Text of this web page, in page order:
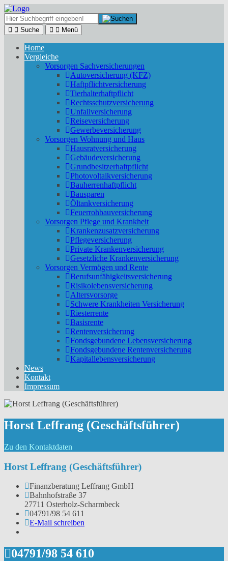
Suche Menü
Home
Vergleiche
Vorsorgen Sachversicherungen
Autoversicherung (KFZ)
Haftpflichtversicherung
Tierhalterhaftpflicht
Rechtsschutzversicherung
Unfallversicherung
Reiseversicherung
Gewerbeversicherung
Vorsorgen Wohnung und Haus
Hausratversicherung
Gebäudeversicherung
Grundbesitzerhaftpflicht
Photovoltaikversicherung
Bauherrenhaftpflicht
Bausparen
Öltankversicherung
Feuerrohbauversicherung
Vorsorgen Pflege und Krankheit
Krankenzusatzversicherung
Pflegeversicherung
Private Krankenversicherung
Gesetzliche Krankenversicherung
Vorsorgen Vermögen und Rente
Berufs­unfähigkeitsversicherung
Risikolebensversicherung
Altersvorsorge
Schwere Krankheiten Versicherung
Riesterrente
Basisrente
Rentenversicherung
Fondsgebundene Lebensversicherung
Fondsgebundene Rentenversicherung
Kapitallebensversicherung
News
Kontakt
Impressum
Horst Leffrang (Geschäftsführer)
Zu den Kontaktdaten
Horst Leffrang (Geschäftsführer)
Finanzberatung Leffrang GmbH
Bahnhofstraße 37
27711 Osterholz-Scharmbeck
04791/98 54 611
E-Mail schreiben
04791/98 54 610